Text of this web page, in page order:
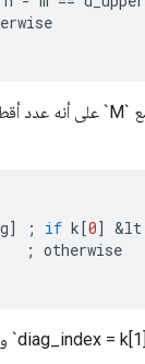
] ; if k[0] &lt
; otherwise